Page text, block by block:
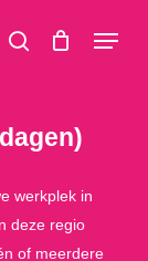
search
Menu
werkplek in
deze regio
of meerdere